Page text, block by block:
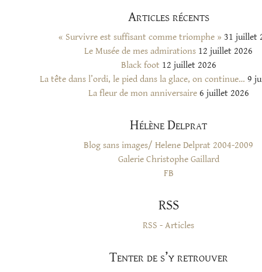
Articles récents
« Survivre est suffisant comme triomphe » 31 juillet
Le Musée de mes admirations 12 juillet 2026
Black foot 12 juillet 2026
La tête dans l’ordi, le pied dans la glace, on continue… 9
La fleur de mon anniversaire 6 juillet 2026
Hélène Delprat
Blog sans images/ Helene Delprat 2004-2009
Galerie Christophe Gaillard
FB
RSS
RSS - Articles
Tenter de s’y retrouver